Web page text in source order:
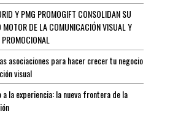
Y PMG PROMOGIFT CONSOLIDAN SU
MOTOR DE LA COMUNICACIÓN VISUAL Y
asociaciones para hacer crecer tu negocio
visual
la experiencia: la nueva frontera de la